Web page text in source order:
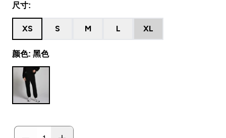
尺寸:
XS S M L XL
颜色: 黑色